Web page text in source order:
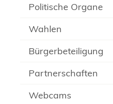
Politische Organe
Wahlen
Bürgerbeteiligung
Partnerschaften
Webcams